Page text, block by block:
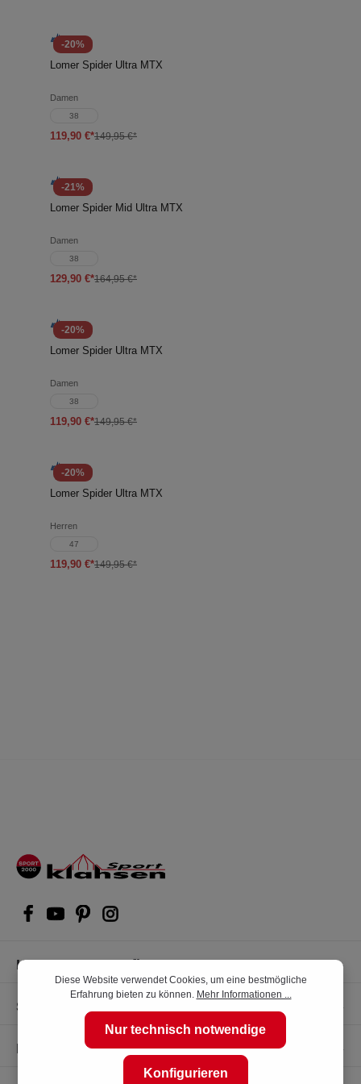
-20%
Lomer Spider Ultra MTX
Damen
38
119,90 €*149,95 €*
-21%
Lomer Spider Mid Ultra MTX
Damen
38
129,90 €*164,95 €*
-20%
Lomer Spider Ultra MTX
Damen
38
119,90 €*149,95 €*
-20%
Lomer Spider Ultra MTX
Herren
47
119,90 €*149,95 €*
Kompetente Kaufberatung
Shop Service
Informationen
Diese Website verwendet Cookies, um eine bestmögliche
Erfahrung bieten zu können. Mehr Informationen ...
Nur technisch notwendige
Konfigurieren